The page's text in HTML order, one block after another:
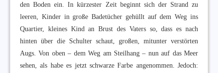
den Boden ein. In kürzester Zeit beginnt sich der Strand zu
leeren, Kinder in große Badetücher gehüllt auf dem Weg ins
Quartier, kleines Kind an Brust des Vaters so, dass es nach
hinten über die Schulter schaut, großen, mitunter verstörten
Augs. Von oben – dem Weg am Steilhang – nun auf das Meer
sehen, als habe es jetzt schwarze Farbe angenommen. Jedoch: